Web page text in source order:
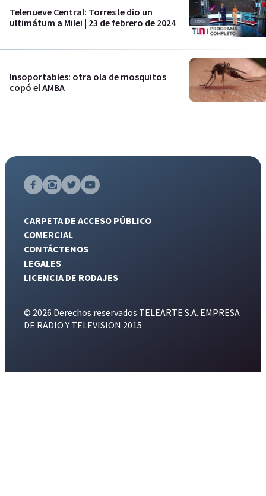
Telenueve Central: Torres le dio un
ultimátum a Milei | 23 de febrero de 2024
Insoportables: otra ola de mosquitos
copó el AMBA
CARPETA DE ACCESO PÚBLICO
COMERCIAL
CONTÁCTENOS
LEGALES
LICENCIA DE RODAJES
© 2026 Derechos reservados TELEARTE S.A. EMPRESA
DE RADIO Y TELEVISION 2015